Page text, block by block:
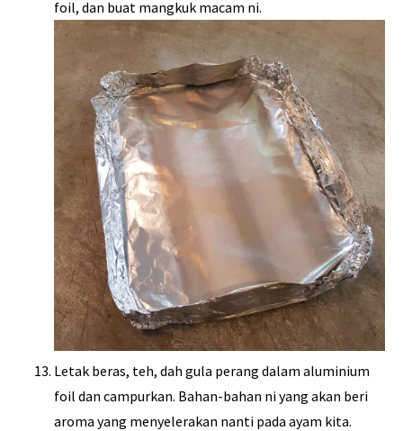
foil, dan buat mangkuk macam ni.
Letak beras, teh, dah gula perang dalam aluminium
foil dan campurkan. Bahan-bahan ni yang akan beri
aroma yang menyelerakan nanti pada ayam kita.